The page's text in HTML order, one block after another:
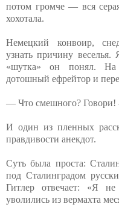
потом громче — вся
хохотала.
Немецкий конвоир,
узнать причину
«шутка» он понял. На
дотошный ефрейтор и
— Что смешного? Говори!
И один из пленных
правдивости анекдот.
Суть была проста:
под Сталинградом
Гитлер отвечает: «Я
уволились из вермахта